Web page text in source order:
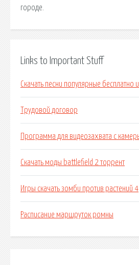
городе.
Links to Important Stuff
Скачать песни популярные бесплатно
Трудовой договор
Программа для видеозахвата с
Скачать моды battlefield 2 торрент
Игры скачать зомби против растений 4
Расписание маршруток ромны